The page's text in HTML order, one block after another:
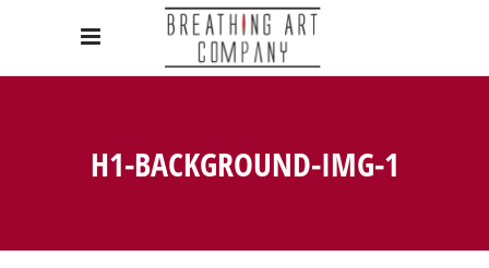
H1-BACKGROUND-IMG-1